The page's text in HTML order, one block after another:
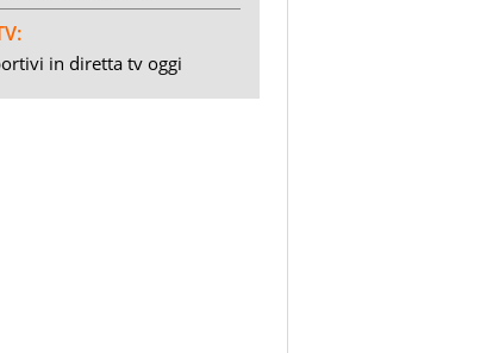
in diretta tv oggi